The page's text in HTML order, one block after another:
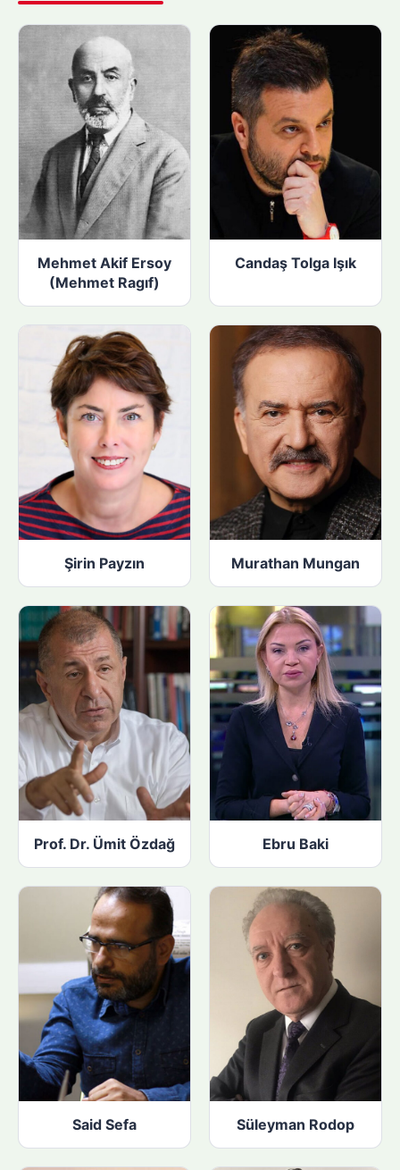
n
Mehmet Akif Ersoy
(Mehmet Ragıf)
Candaş Tolga Işık
Şirin Payzın Murathan Mungan
Prof. Dr. Ümit Özdağ Ebru Baki
Said Sefa Süleyman Rodop